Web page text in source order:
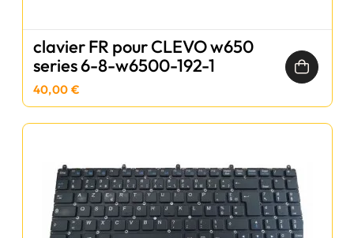
clavier FR pour CLEVO w650
series 6-8-w6500-192-1
40,00 €